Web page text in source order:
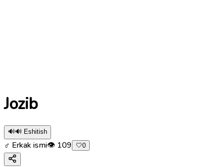
Jozib
🔊🔊 Eshitish
♂ Erkak ismi👁 109 🤍0